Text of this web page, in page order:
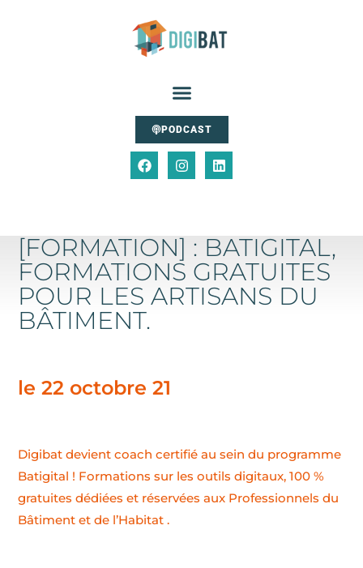
PODCAST
[FORMATION] : BATIGITAL,
FORMATIONS GRATUITES
POUR LES ARTISANS DU
BÂTIMENT.
le22 octobre 21
Digibat devient coach certifié au sein du programme
Batigital ! Formations sur les outils digitaux, 100 %
gratuites dédiées et réservées aux Professionnels du
Bâtiment et de l’Habitat .